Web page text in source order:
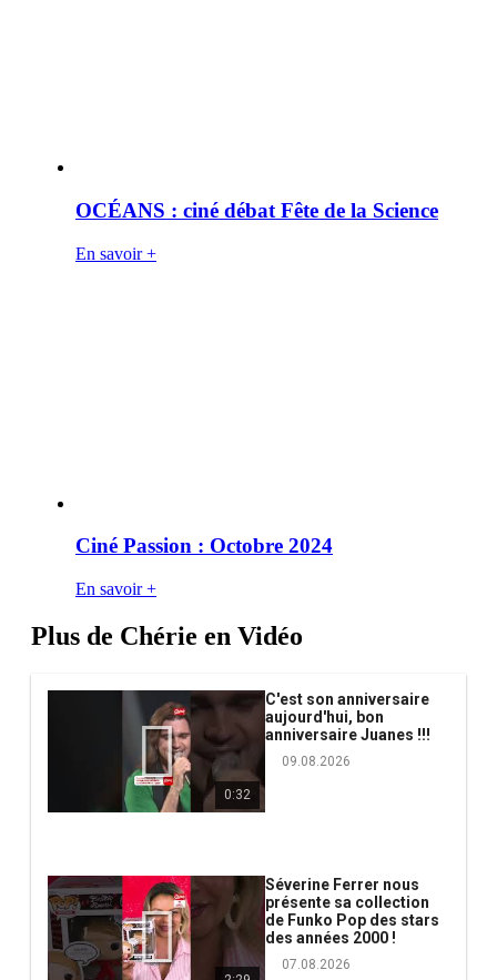
OCÉANS : ciné débat Fête de la Science
En savoir +
Ciné Passion : Octobre 2024
En savoir +
Plus de Chérie en Vidéo
0:32
C'est son anniversaire
aujourd'hui, bon
anniversaire Juanes !!!
09.08.2026
Séverine Ferrer nous
présente sa collection
de Funko Pop des stars
des années 2000 !
07.08.2026